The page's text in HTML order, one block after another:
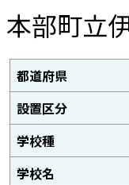
本部町立
都道府県
設置区分
学校種
学校名